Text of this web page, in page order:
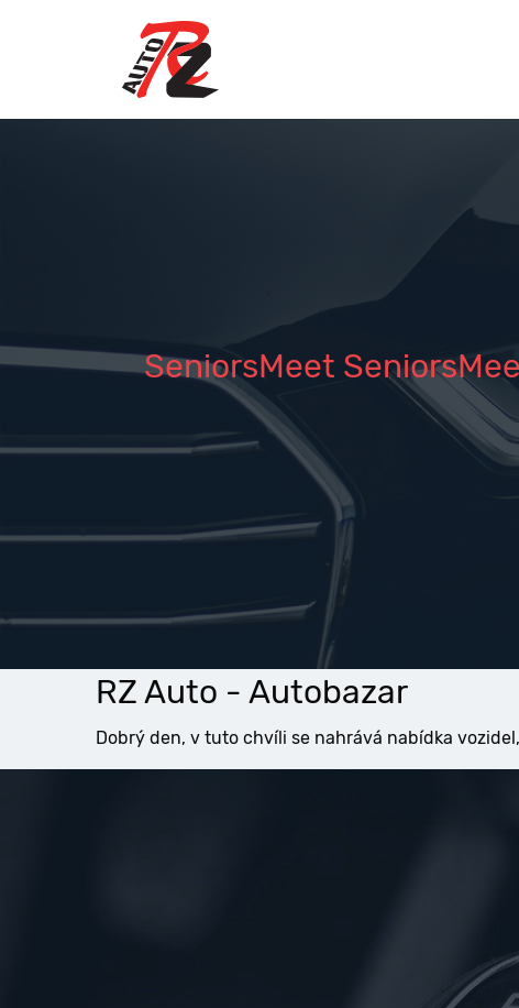
SeniorsMeet
RZ Auto - Autobazar
Dobrý den, v tuto chvíli se nahrává nabídka